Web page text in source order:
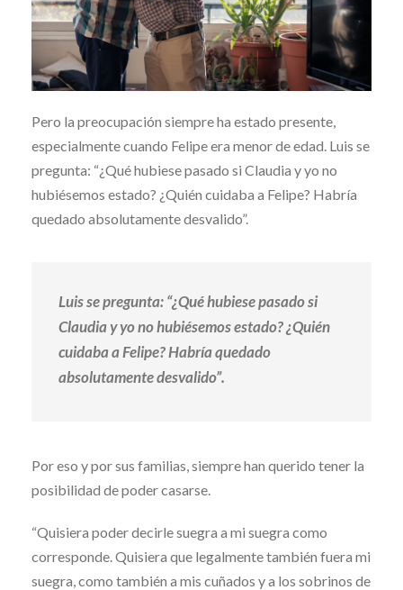
Pero la preocupación siempre ha estado presente,
especialmente cuando Felipe era menor de edad. Luis se
pregunta: “¿Qué hubiese pasado si Claudia y yo no
hubiésemos estado? ¿Quién cuidaba a Felipe? Habría
quedado absolutamente desvalido”.
Luis se pregunta: “¿Qué hubiese pasado si
Claudia y yo no hubiésemos estado? ¿Quién
cuidaba a Felipe? Habría quedado
absolutamente desvalido”.
Por eso y por sus familias, siempre han querido tener la
posibilidad de poder casarse.
“Quisiera poder decirle suegra a mi suegra como
corresponde. Quisiera que legalmente también fuera mi
suegra, como también a mis cuñados y a los sobrinos de